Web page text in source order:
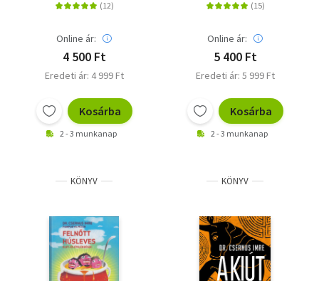
Online ár:
4 500 Ft
Eredeti ár: 4 999 Ft
Kosárba
2 - 3 munkanap
Online ár:
5 400 Ft
Eredeti ár: 5 999 Ft
Kosárba
2 - 3 munkanap
KÖNYV KÖNYV